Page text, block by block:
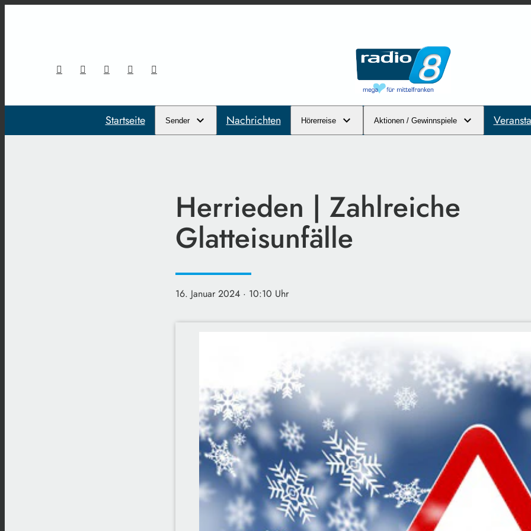
Startseite Sender Nachrichten Hörerreise Aktionen / Gewinnspiele
Herrieden | Zahlreiche
Glatteisunfälle
16. Januar 2024 · 10:10 Uhr